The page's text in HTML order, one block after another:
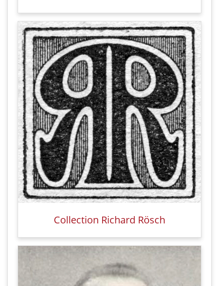
Collection Richard Rösch